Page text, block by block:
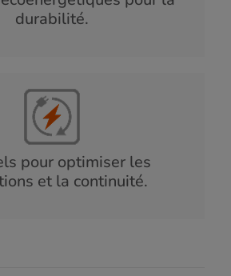
durabilité.
pour optimiser les
et la continuité.